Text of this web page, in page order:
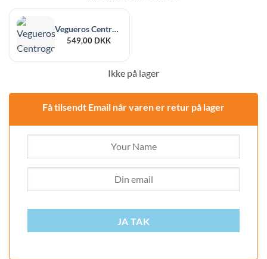
Vegueros Centrogordos Cigar (Pack of 4)
549,00 DKK
Ikke på lager
Få tilsendt Email når varen er retur på lager
JA TAK